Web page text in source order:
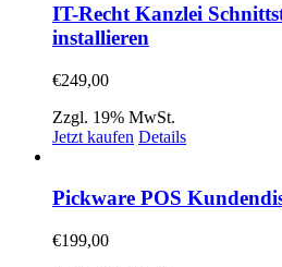
IT-Recht Kanzlei
installieren
€249,00
Zzgl. 19% MwSt.
Jetzt kaufen Details
Pickware POS
€199,00